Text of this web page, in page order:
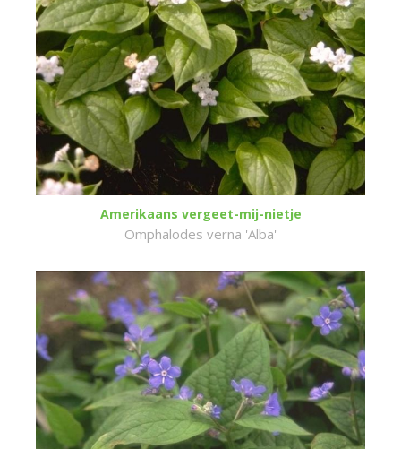
Amerikaans vergeet-mij-nietje
Omphalodes verna 'Alba'